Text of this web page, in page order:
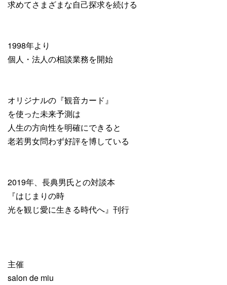
求めてさまざまな自己探求を続ける
1998年より
個人・法人の相談業務を開始
オリジナルの『観音カード』
を使った未来予測は
人生の方向性を明確にできると
老若男女問わず好評を博している
2019年、長典男氏との対談本
『はじまりの時
光を観じ愛に生きる時代へ』刊行
主催
salon de miu